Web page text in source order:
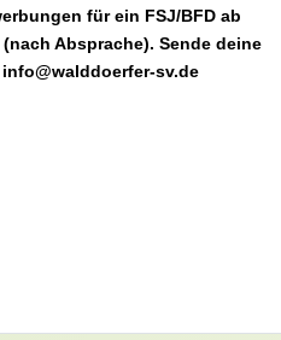
für ein FSJ/BFD ab
Absprache). Sende deine
sv.de